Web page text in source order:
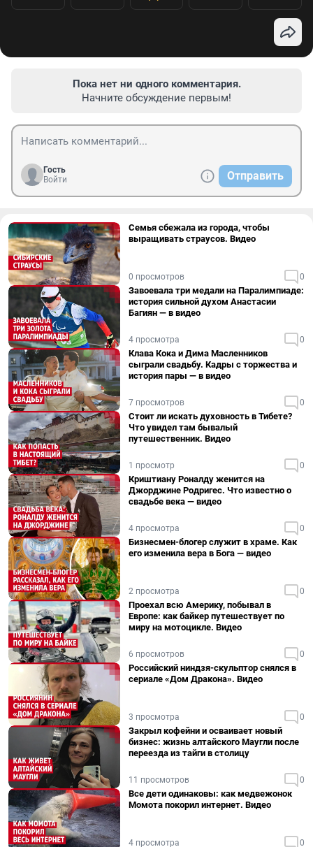
Пока нет ни одного комментария.
Начните обсуждение первым!
Гость
Войти
Отправить
Семья сбежала из города, чтобы
выращивать страусов. Видео
0 просмотров 0
Завоевала три медали на Паралимпиаде:
история сильной духом Анастасии
Багиян — в видео
4 просмотра 0
Клава Кока и Дима Масленников
сыграли свадьбу. Кадры с торжества и
история пары — в видео
7 просмотров 0
Стоит ли искать духовность в Тибете?
Что увидел там бывалый
путешественник. Видео
1 просмотр 0
Криштиану Роналду женится на
Джорджине Родригес. Что известно о
свадьбе века — видео
4 просмотра 0
Бизнесмен-блогер служит в храме. Как
его изменила вера в Бога — видео
2 просмотра 0
Проехал всю Америку, побывал в
Европе: как байкер путешествует по
миру на мотоцикле. Видео
6 просмотров 0
Российский ниндзя-скульптор снялся в
сериале «Дом Дракона». Видео
3 просмотра 0
Закрыл кофейни и осваивает новый
бизнес: жизнь алтайского Маугли после
переезда из тайги в столицу
11 просмотров 0
Все дети одинаковы: как медвежонок
Момота покорил интернет. Видео
4 просмотра 0